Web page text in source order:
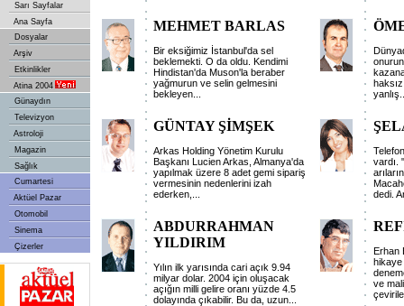
Sarı Sayfalar
Ana Sayfa
Dosyalar
Arşiv
Etkinlikler
Atina 2004
Günaydın
Televizyon
Astroloji
Magazin
Sağlık
Cumartesi
Aktüel Pazar
Otomobil
Sinema
Çizerler
MEHMET BARLAS
Bir eksiğimiz İstanbul'da sel
beklemekti. O da oldu. Kendimi
Hindistan'da Muson'la beraber
yağmurun ve selin gelmesini
bekleyen
yanlış
GÜNTAY ŞİMŞEK
Arkas Holding Yönetim Kurulu
Başkanı Lucien Arkas, Almanya'da
yapılmak üzere 8 adet gemi sipariş
vermesinin nedenlerini izah
ederken,
vardı.
dedi.
ABDURRAHMAN
YILDIRIM
Yılın ilk yarısında cari açık 9.94
milyar dolar. 2004 için oluşacak
açığın milli gelire oranı yüzde 4.5
dolayında çıkabilir. Bu da, uzun
Erhan
hikaye
ve